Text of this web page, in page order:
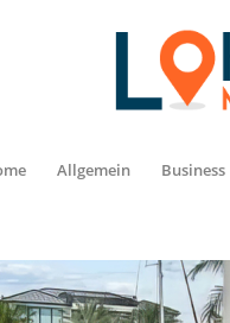
Allgemein Business